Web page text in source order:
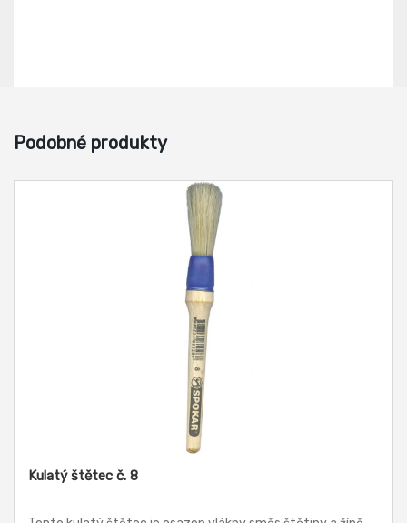
Podobné produkty
Kulatý štětec č. 8